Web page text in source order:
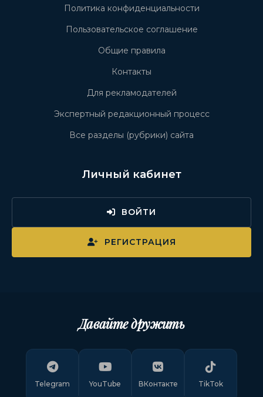
Политика конфиденциальности
Пользовательское соглашение
Общие правила
Контакты
Для рекламодателей
Экспертный редакционный процесс
Все разделы (рубрики) сайта
Личный кабинет
ВОЙТИ
РЕГИСТРАЦИЯ
Давайте дружить
Telegram YouTube ВКонтакте TikTok